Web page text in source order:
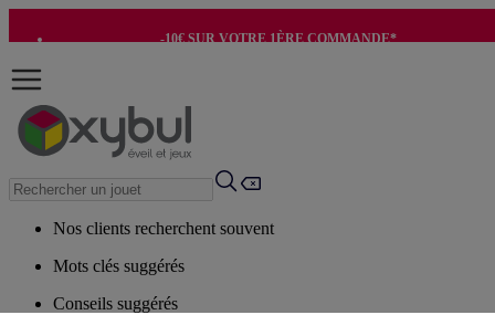
-10€ SUR VOTRE 1ÈRE COMMANDE*
Nos clients recherchent souvent
Mots clés suggérés
Conseils suggérés